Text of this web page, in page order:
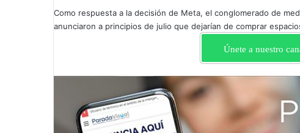
Como respuesta a la decisión de Meta, el conglomerado de
anunciaron a principios de julio que dejarían de comprar
Únete a nuestro